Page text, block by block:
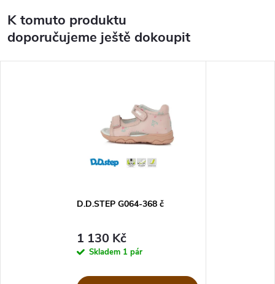
K tomuto produktu
doporučujeme ještě dokoupit
D.D.STEP G064-368 č
1 130 Kč
Skladem 1 pár